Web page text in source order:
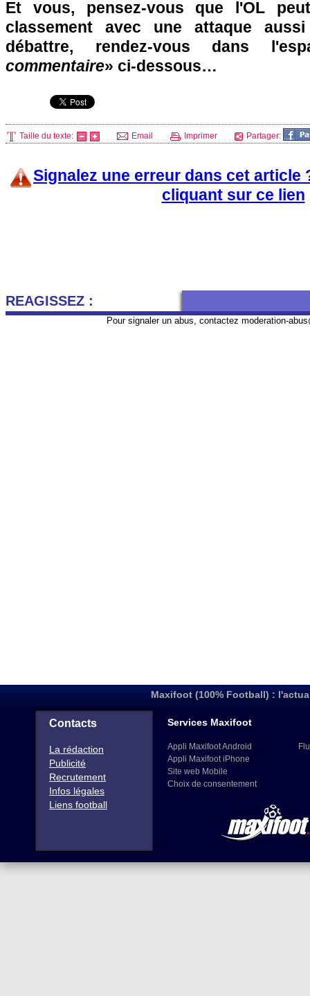
Et vous, pensez-vous que l'OL
classement avec une attaque
débattre, rendez-vous dans
commentaire» ci-dessous…
Taille du texte: Email Imprimer Partager:
Signalez une erreur dans cet article
cliquant sur ce lien
REAGISSEZ :
Pour signaler un abus, contactez moderation-
Maxifoot (100% Football) :
Contacts
La rédaction
Publicité
Recrutement
Infos légales
Liens football
Services Maxifoot
Appli Maxifoot Android
Appli Maxifoot iPhone
Site web Mobile
Choix de consentement